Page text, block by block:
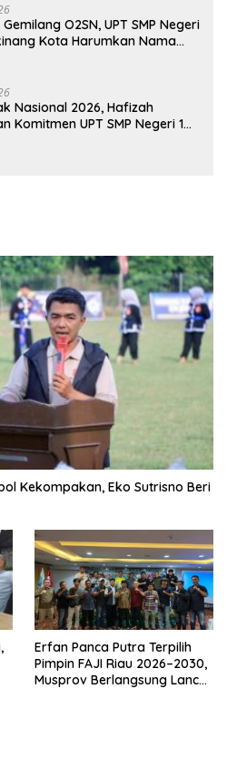
O2SN, UPT SMP Negeri
Kota Harumkan Nama
Nasional 2026, Hafizah
Komitmen UPT SMP Negeri 1
Kekompakan, Eko Sutrisno Beri
Erfan Panca Putra Terpilih
Pimpin FAJI Riau 2026–2030,
Musprov Berlangsung Lancar